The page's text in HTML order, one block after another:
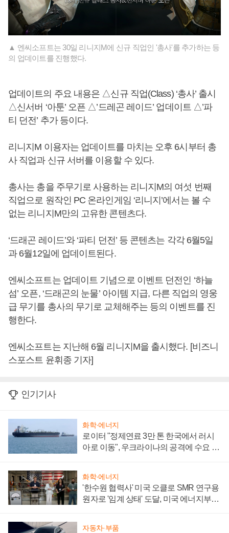
▲ 엔씨소프트는 30일 리니지M에 신규 직업인 '총사'를 추가하는 등
의 업데이트를 진행했다.
업데이트의 주요 내용은 △신규 직업(Class) ‘총사’ 출시
△신서버 ‘아툰’ 오픈 △’드레곤 레이드’ 업데이트 △’파
티 던전’ 추가 등이다.
리니지M 이용자는 업데이트를 마치는 오후 6시부터 총
사 직업과 신규 서버를 이용할 수 있다.
총사는 총을 주무기로 사용하는 리니지M의 여섯 번째
직업으로 원작인 PC 온라인게임 ‘리니지’에서는 볼 수
없는 리니지M만의 고유한 콘텐츠다.
‘드래곤 레이드’와 ‘파티 던전’ 등 콘텐츠는 각각 6월5일
과 6월12일에 업데이트된다.
엔씨소프트는 업데이트 기념으로 이벤트 던전인 ‘하늘
섬’ 오픈, ‘드래곤의 눈물’ 아이템 지급, 다른 직업의 영웅
급 무기를 총사의 무기로 교체해주는 등의 이벤트를 진
행한다.
엔씨소프트는 지난해 6월 리니지M을 출시했다. [비즈니
스포스트 윤휘종 기자]
인기기사
화학·에너지
로이터 "정제연료 3만 톤 한국에서 러시
아로 이동", 우크라이나의 공격에 수요 늘
화학·에너지
'한수원 협력사' 미국 오클로 SMR 연구용
원자로 '임계 상태' 도달, 미국 에너지부
자동차·부품